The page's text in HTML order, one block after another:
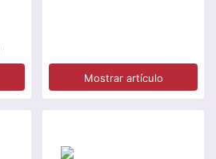
Mostrar artículo